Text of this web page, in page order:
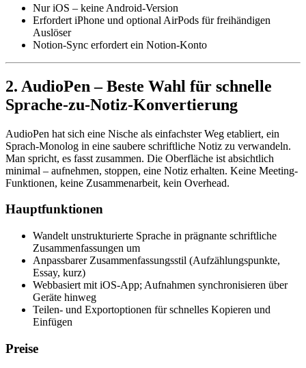
Nur iOS – keine Android-Version
Erfordert iPhone und optional AirPods für freihändigen
Auslöser
Notion-Sync erfordert ein Notion-Konto
2. AudioPen – Beste Wahl für schnelle
Sprache-zu-Notiz-Konvertierung
AudioPen hat sich eine Nische als einfachster Weg etabliert, ein
Sprach-Monolog in eine saubere schriftliche Notiz zu verwandeln.
Man spricht, es fasst zusammen. Die Oberfläche ist absichtlich
minimal – aufnehmen, stoppen, eine Notiz erhalten. Keine Meeting-
Funktionen, keine Zusammenarbeit, kein Overhead.
Hauptfunktionen
Wandelt unstrukturierte Sprache in prägnante schriftliche
Zusammenfassungen um
Anpassbarer Zusammenfassungsstil (Aufzählungspunkte,
Essay, kurz)
Webbasiert mit iOS-App; Aufnahmen synchronisieren über
Geräte hinweg
Teilen- und Exportoptionen für schnelles Kopieren und
Einfügen
Preise